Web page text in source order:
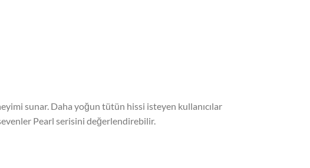
sunar. Daha yoğun tütün hissi isteyen kullanıcılar
Pearl serisini değerlendirebilir.